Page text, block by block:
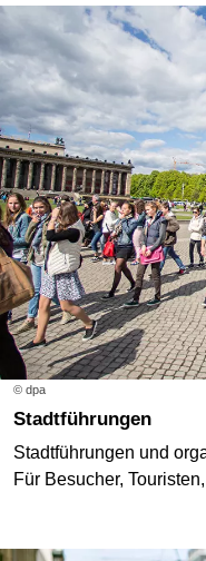
© dpa
Stadtführungen
Stadtführungen und
Für Besucher,